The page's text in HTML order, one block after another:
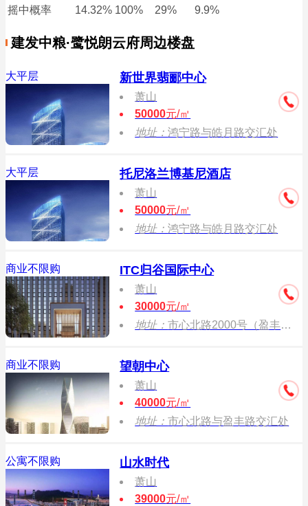
摇中概率
14.32% 100% 29% 9.9%
建发中粮·鹭悦朗云府周边楼盘
大平层 新世界翡郦中心
萧山
50000元/㎡
地址：鸿宁路与皓月路交汇处
大平层 托尼洛兰博基尼酒店
萧山
50000元/㎡
地址：鸿宁路与皓月路交汇处
商业不限购 ITC归谷国际中心
萧山
30000元/㎡
地址：市心北路2000号（盈丰路地铁站D出口，与皓月路交叉口）
商业不限购 望朝中心
萧山
40000元/㎡
地址：市心北路与盈丰路交汇处
公寓不限购 山水时代
萧山
39000元/㎡